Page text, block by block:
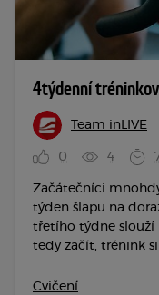
4týdenní
Team inLIVE
0 4
Začátečníci
týden šlapu na
třetího týdne slouží
tedy začít, trénink
Cvičení